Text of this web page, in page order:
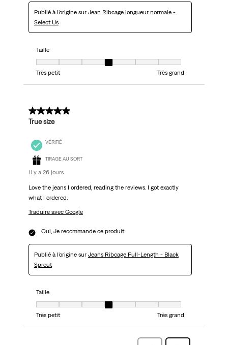
Publié à l'origine sur Jean Ribcage longueur normale -
Select Us
Taille
Très petit
Très grand
5 sur 5 étoiles.
True size
VÉRIFIÉ
TIRAGE AU SORT
il y a 26 jours
Love the jeans I ordered, reading the reviews. I got exactly
what I ordered.
Traduire avec Google
Oui, Je recommande ce produit.
Publié à l'origine sur Jeans Ribcage Full-Length - Black
Sprout
Taille
Très petit
Très grand